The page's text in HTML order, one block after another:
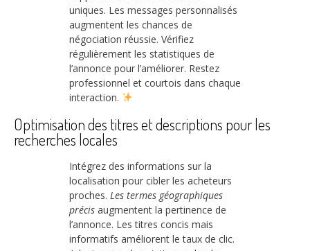
uniques. Les messages personnalisés
augmentent les chances de
négociation réussie. Vérifiez
régulièrement les statistiques de
l’annonce pour l’améliorer. Restez
professionnel et courtois dans chaque
interaction.
Optimisation des titres et descriptions pour les
recherches locales
Intégrez des informations sur la
localisation pour cibler les acheteurs
proches. Les termes géographiques
précis augmentent la pertinence de
l’annonce. Les titres concis mais
informatifs améliorent le taux de clic.